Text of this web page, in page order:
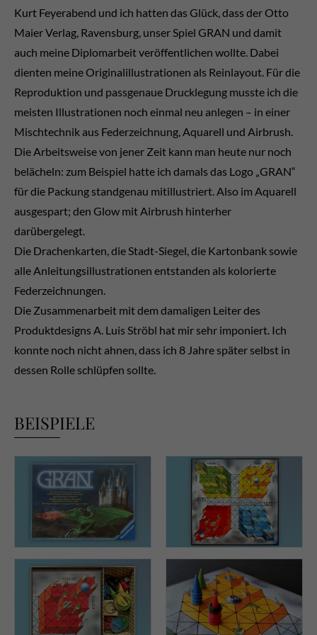
Drop us a line
info@yourdomain.com
About us
Lorem ipsum dolor sit amet, consectetuer adipiscing
elit.
Aenean commodo ligula eget dolor. Aenean massa.
Cum sociis natoque penatibus et magnis dis
parturient montes, nascetur ridiculus mus. Donec
quam felis, ultricies nec.
Kurt Feyerabend und ich hatten das Glück, dass der Otto
Maier Verlag, Ravensburg, unser Spiel GRAN und damit
auch meine Diplomarbeit veröffentlichen wollte. Dabei
dienten meine Originalillustrationen als Reinlayout. Für die
Reproduktion und passgenaue Drucklegung musste ich die
meisten Illustrationen noch einmal neu anlegen – in einer
Mischtechnik aus Federzeichnung, Aquarell und Airbrush.
Die Arbeitsweise von jener Zeit kann man heute nur noch
belächeln: zum Beispiel hatte ich damals das Logo „GRAN“
für die Packung standgenau mitillustriert. Also im Aquarell
ausgespart; den Glow mit Airbrush hinterher
darübergelegt.
Die Drachenkarten, die Stadt-Siegel, die Kartonbank sowie
alle Anleitungsillustrationen entstanden als kolorierte
Federzeichnungen.
Die Zusammenarbeit mit dem damaligen Leiter des
Produktdesigns A. Luis Ströbl hat mir sehr imponiert. Ich
konnte noch nicht ahnen, dass ich 8 Jahre später selbst in
dessen Rolle schlüpfen sollte.
BEISPIELE
Packungsdesign und Logo
„GRAN“, Brettspiel, Autoren:
Kurt Feyerabend & Tom
Ring, Art Direction: A. Luis
Ströbl, Redaktion: Frank
Soecknick, Illustration: Tom
Spielplan „GRAN“, Brettspiel,
Autoren: Kurt Feyerabend &
Tom Ring, Art Direction: A.
Luis Ströbl, Redaktion: Frank
Soecknick, Illustration: Tom
Ring.
Innenansicht „GRAN“,
Brettspiel, Autoren: Kurt
Feyerabend & Tom Ring, Art
Direction: A. Luis Ströbl,
Redaktion: Frank Soecknick,
Spielszene „GRAN“,
Brettspiel, Autoren: Kurt
Feyerabend & Tom Ring, Art
Direction: A. Luis Ströbl,
Redaktion: Frank Soecknick,